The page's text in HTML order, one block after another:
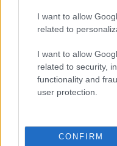
I want to allow
related to
I want to allow
related to security,
functionality and
user protection.
CONFIRM
saját magadnak tett
határaid tiszteletben
A
leküzdése
amikor elkezded
kommunikálni a